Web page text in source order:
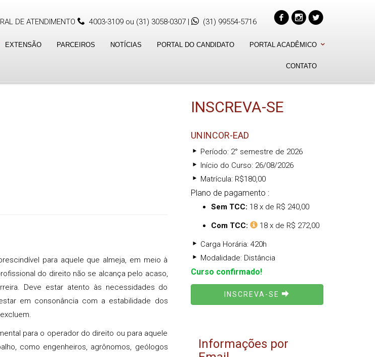
DE ATENDIMENTO 4003-3109 ou (31) 3058-0307 | (31) 99554-5716
EXTENSÃO PARCEIROS NOTÍCIAS PORTAL DO CANDIDATO PORTAL ACADÊMICO
CONTATO
para aquele que almeja, em meio à
do direito não se alcança pelo acaso,
Deve estar atento às necessidades do
em consonância com a estabilidade dos
para o operador do direito ou para aquele
como engenheiros, agrônomos, geólogos
INSCREVA-SE
UNINCOR-EAD
Período: 2° semestre de 2026
Início do Curso: 26/08/2026
Matrícula: R$180,00
Plano de pagamento :
Sem TCC: 18 x de R$ 240,00
Com TCC: 18 x de R$ 272,00
Carga Horária: 420h
Modalidade: Distância
Curso confirmado!
INSCREVA-SE
Informações por